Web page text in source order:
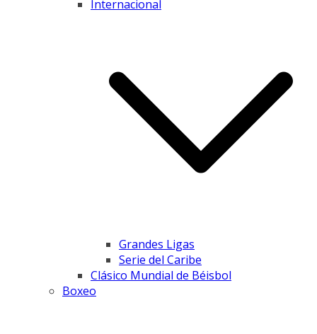
Internacional
Grandes Ligas
Serie del Caribe
Clásico Mundial de Béisbol
Boxeo